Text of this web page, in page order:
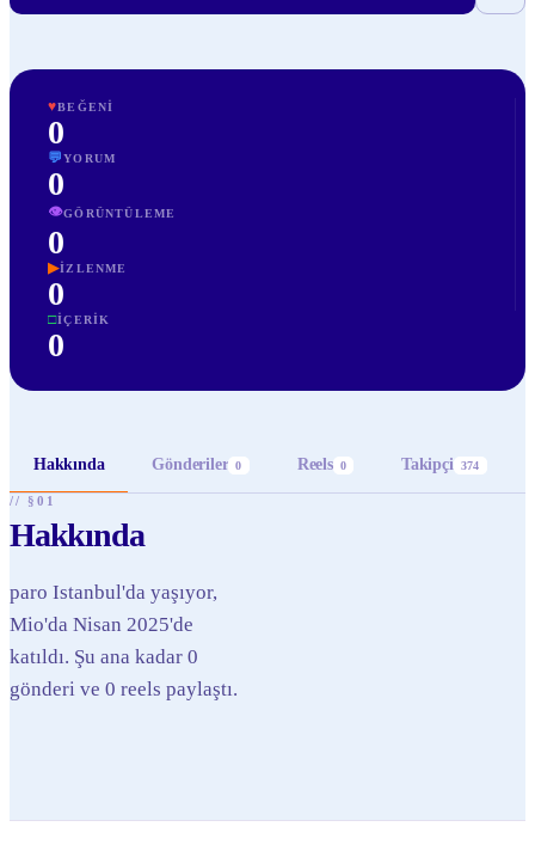
♥BEĞENI
0
💬YORUM
0
👁GÖRÜNTÜLEME
0
▶İZLENME
0
□İÇERIK
0
Hakkında Gönderiler 0 Reels 0 Takipçi 374
// §01
Hakkında
paro Istanbul'da yaşıyor,
Mio'da Nisan 2025'de
katıldı. Şu ana kadar 0
gönderi ve 0 reels paylaştı.